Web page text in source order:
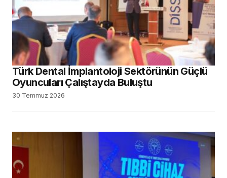
Türk Dental İmplantoloji Sektörünün Güçlü
Oyuncuları Çalıştayda Buluştu
30 Temmuz 2026